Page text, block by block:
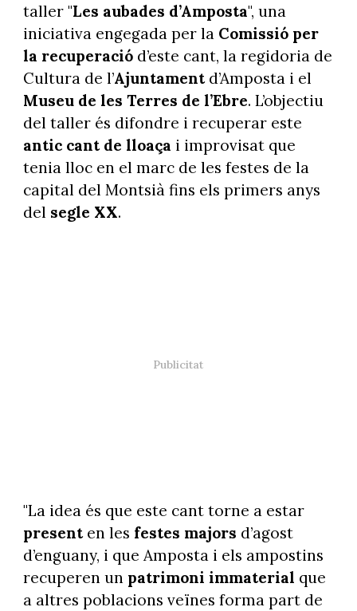
taller "Les aubades d’Amposta", una
iniciativa engegada per la Comissió per
la recuperació d’este cant, la regidoria de
Cultura de l’Ajuntamentd’Amposta i el
Museu de les Terres de l’Ebre. L’objectiu
del taller és difondre i recuperar este
antic cant de lloaça i improvisat que
tenia lloc en el marc de les festes de la
capital del Montsià fins els primers anys
del segle XX.
"La idea és que este cant torne a estar
present en les festes majors d’agost
d’enguany, i que Amposta i els ampostins
recuperen unpatrimoni immaterial que
a altres poblacions veïnes forma part de